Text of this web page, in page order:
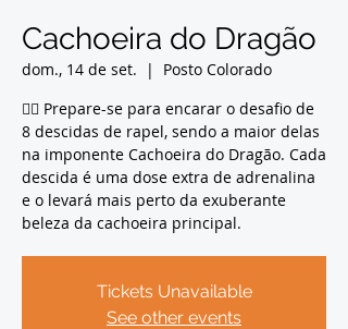
Cachoeira do Dragão
dom., 14 de set.
  |
Posto Colorado
🧗‍♂️ Prepare-se para encarar o desafio de
8 descidas de rapel, sendo a maior delas
na imponente Cachoeira do Dragão. Cada
descida é uma dose extra de adrenalina
e o levará mais perto da exuberante
beleza da cachoeira principal.
Tickets Unavailable
See other events